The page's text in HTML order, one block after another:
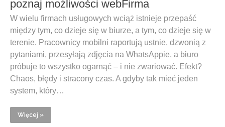
poznaj możliwości webFirma
W wielu firmach usługowych wciąż istnieje przepaść
między tym, co dzieje się w biurze, a tym, co dzieje się w
terenie. Pracownicy mobilni raportują ustnie, dzwonią z
pytaniami, przesyłają zdjęcia na WhatsAppie, a biuro
próbuje to wszystko ogarnąć – i nie zwariować. Efekt?
Chaos, błędy i stracony czas. A gdyby tak mieć jeden
system, który…
Więcej »